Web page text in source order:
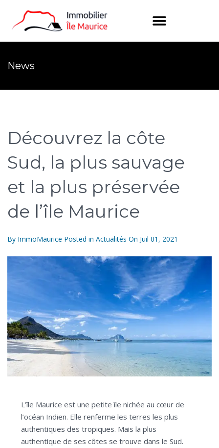
News
Découvrez la côte
Sud, la plus sauvage
et la plus préservée
de l’île Maurice
By ImmoMaurice Posted in Actualités On Juil 01, 2021
L’île Maurice est une petite île nichée au cœur de
l’océan Indien. Elle renferme les terres les plus
authentiques des tropiques. Mais la plus
authentique de ses côtes se trouve dans le Sud.